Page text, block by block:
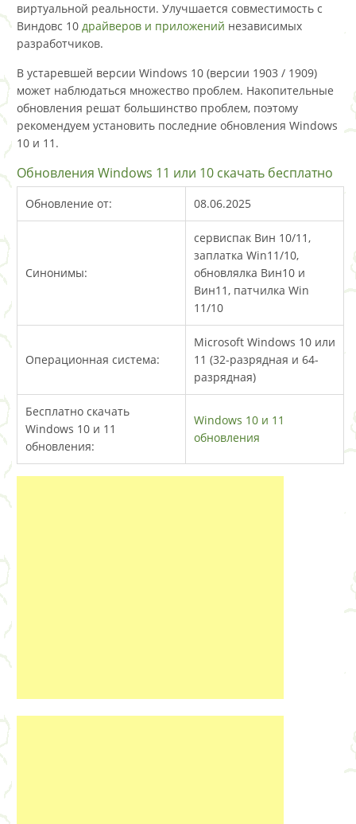
виртуальной реальности. Улучшается совместимость с
Виндовс 10 драйверов и приложений независимых
разработчиков.
В устаревшей версии Windows 10 (версии 1903 / 1909)
может наблюдаться множество проблем. Накопительные
обновления решат большинство проблем, поэтому
рекомендуем установить последние обновления Windows
10 и 11.
Обновления Windows 11 или 10 скачать бесплатно
Обновление от: 08.06.2025
Синонимы:
сервиспак Вин 10/11,
заплатка Win11/10,
обновлялка Вин10 и
Вин11, патчилка Win
11/10
Операционная система:
Microsoft Windows 10 или
11 (32-разрядная и 64-
разрядная)
Бесплатно скачать
Windows 10 и 11
обновления:
Windows 10 и 11
обновления